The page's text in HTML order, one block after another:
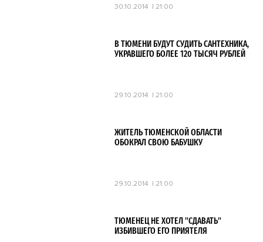
30.10.2014 21:00
В ТЮМЕНИ БУДУТ СУДИТЬ САНТЕХНИКА,
УКРАВШЕГО БОЛЕЕ 120 ТЫСЯЧ РУБЛЕЙ
29.10.2014 21:00
ЖИТЕЛЬ ТЮМЕНСКОЙ ОБЛАСТИ
ОБОКРАЛ СВОЮ БАБУШКУ
29.10.2014 21:00
ТЮМЕНЕЦ НЕ ХОТЕЛ "СДАВАТЬ"
ИЗБИВШЕГО ЕГО ПРИЯТЕЛЯ